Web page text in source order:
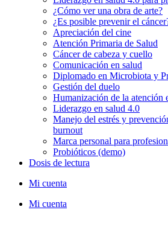
¿Cómo ver una obra de arte?
¿Es posible prevenir el
Apreciación del cine
Atención Primaria de Salud
Cáncer de cabeza y cuello
Comunicación en salud
Diplomado en Microbiota y
Gestión del duelo
Humanización de la atención
Liderazgo en salud 4.0
Manejo del estrés y
burnout
Marca personal para
Probióticos (demo)
Dosis de lectura
Mi cuenta
Mi cuenta